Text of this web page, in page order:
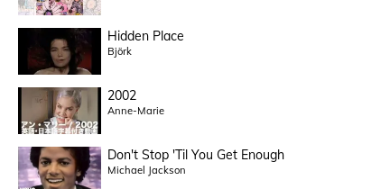
Hidden Place
Björk
2002
Anne-Marie
Don't Stop 'Til You Get Enough
Michael Jackson